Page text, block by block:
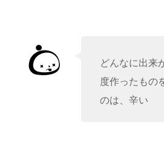
どんなに出来
度作ったもの
のは、辛い